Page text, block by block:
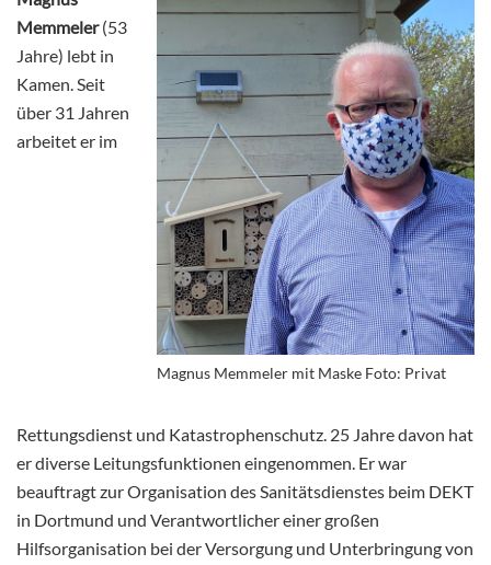
Magnus Memmeler mit Maske Foto: Privat
Memmeler(53
Jahre) lebt in
Kamen. Seit
über 31 Jahren
arbeitet er im
Rettungsdienst und Katastrophenschutz. 25 Jahre davon hat
er diverse Leitungsfunktionen eingenommen. Er war
beauftragt zur Organisation des Sanitätsdienstes beim DEKT
in Dortmund und Verantwortlicher einer großen
Hilfsorganisation bei der Versorgung und Unterbringung von